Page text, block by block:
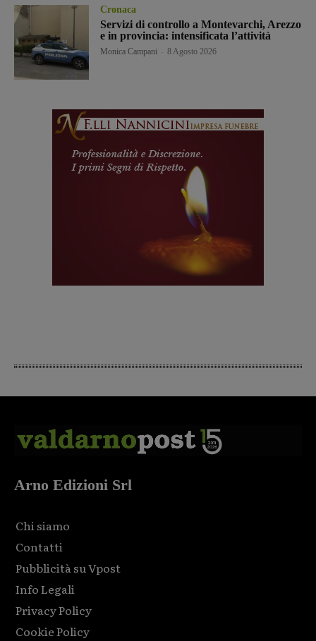
Cronaca
Servizi di controllo a Montevarchi, Arezzo
e in provincia: intensificata l’attività
Monica Campani 8 Agosto 2026
Arno Edizioni Srl
Chi siamo
Contatti
Pubblicità su Vpost
Info Legali
Privacy Policy
Cookie Policy